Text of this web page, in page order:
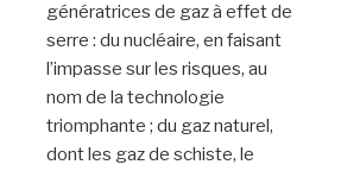
génératrices de gaz à effet de
serre : du nucléaire, en faisant
l’impasse sur les risques, au
nom de la technologie
triomphante ; du gaz naturel,
dont les gaz de schiste, le